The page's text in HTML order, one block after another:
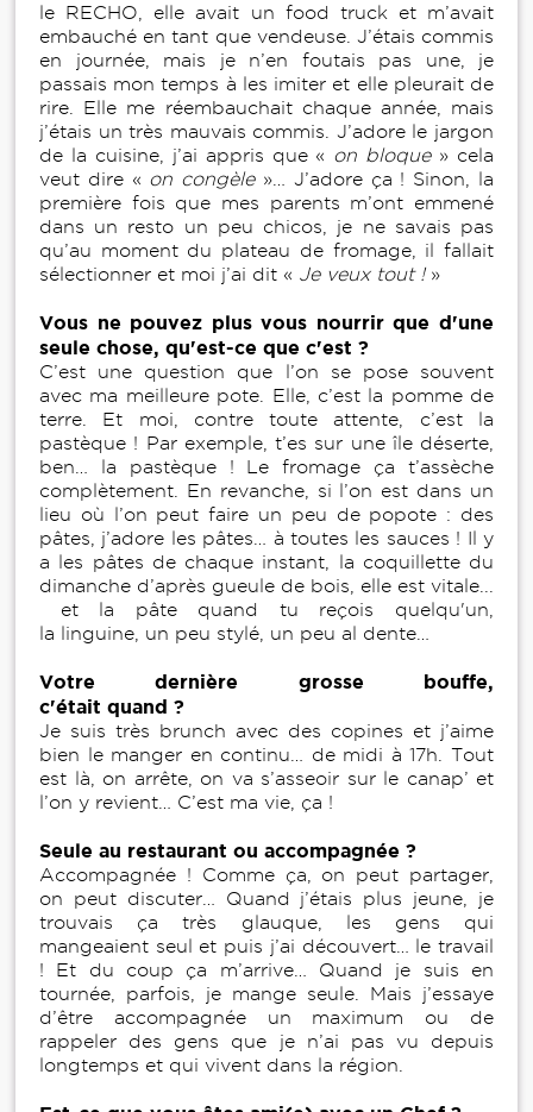
le RECHO, elle avait un food truck et m’avait
embauché en tant que vendeuse. J’étais commis
en journée, mais je n’en foutais pas une, je
passais mon temps à les imiter et elle pleurait de
rire. Elle me réembauchait chaque année, mais
j’étais un très mauvais commis. J’adore le jargon
de la cuisine, j’ai appris que « on bloque» cela
veut dire « on congèle»… J’adore ça ! Sinon, la
première fois que mes parents m’ont emmené
dans un resto un peu chicos, je ne savais pas
qu’au moment du plateau de fromage, il fallait
sélectionner et moi j’ai dit « Je veux tout !»
Vous ne pouvez plus vous nourrir que d'une
seule chose, qu'est-ce que c'est ?
C’est une question que l’on se pose souvent
avec ma meilleure pote. Elle, c’est la pomme de
terre. Et moi, contre toute attente, c’est la
pastèque ! Par exemple, t’es sur une île déserte,
ben… la pastèque ! Le fromage ça t’assèche
complètement. En revanche, si l’on est dans un
lieu où l’on peut faire un peu de popote : des
pâtes, j’adore les pâtes… à toutes les sauces ! Il y
a les pâtes de chaque instant, la coquillette du
dimanche d’après gueule de bois, elle est vitale...
et la pâte quand tu reçois quelqu'un,
la linguine, un peu stylé, un peu al dente…
Votre dernière grosse bouffe,
c'était quand ?
Je suis très brunch avec des copines et j’aime
bien le manger en continu… de midi à 17h. Tout
est là, on arrête, on va s’asseoir sur le canap’ et
l’on y revient… C’est ma vie, ça !
Seule au restaurant ou accompagnée ?
Accompagnée ! Comme ça, on peut partager,
on peut discuter… Quand j’étais plus jeune, je
trouvais ça très glauque, les gens qui
mangeaient seul et puis j’ai découvert… le travail
! Et du coup ça m’arrive… Quand je suis en
tournée, parfois, je mange seule. Mais j’essaye
d’être accompagnée un maximum ou de
rappeler des gens que je n’ai pas vu depuis
longtemps et qui vivent dans la région.